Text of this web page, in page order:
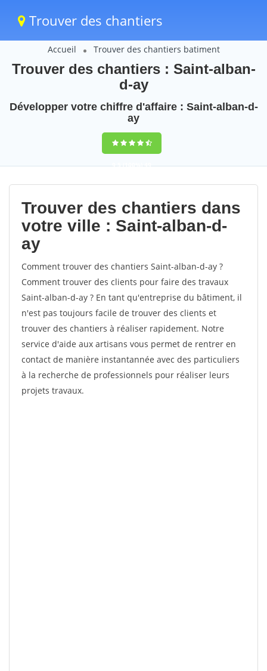
Trouver des chantiers
Accueil Trouver des chantiers batiment
Trouver des chantiers : Saint-alban-
d-ay
Développer votre chiffre d'affaire : Saint-alban-d-
ay
9,5(100%)49
votes
Trouver des chantiers dans
votre ville : Saint-alban-d-
ay
Comment trouver des chantiers Saint-alban-d-ay ?
Comment trouver des clients pour faire des travaux
Saint-alban-d-ay ? En tant qu'entreprise du bâtiment, il
n'est pas toujours facile de trouver des clients et
trouver des chantiers à réaliser rapidement. Notre
service d'aide aux artisans vous permet de rentrer en
contact de manière instantannée avec des particuliers
à la recherche de professionnels pour réaliser leurs
projets travaux.